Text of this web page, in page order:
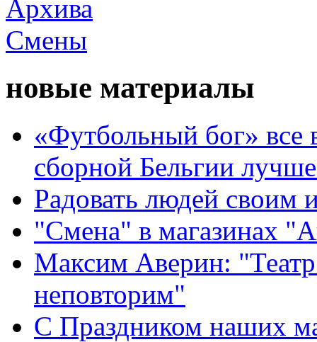
новые материалы
«Футбольный бог» все
сборной Бельгии
Радовать людей своим
"Смена" в магазинах
Максим Аверин:
неповторим"
С Праздником наших